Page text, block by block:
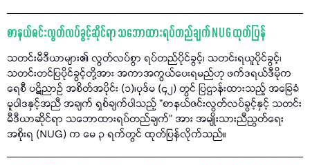
စာနယ်ဇင်းလွတ်လပ်ခွင့်ဆိုင်ရာ သဘောထားရပ်တည်ချက် NUG ထုတ်ပြန်
သတင်းမီဒီယာများ၏ လွတ်လပ်စွာ ရပ်တည်ပိုင်ခွင့်၊ သတင်းရယူပိုင်ခွင့်၊
သတင်းတင်ပြပိုင်ခွင့်တို့အား အကာအကွယ်ပေးရမည်ဟု ဖက်ဒရယ်ဒီမိုက
ရေစီ ပဋိညာဉ် အစိတ်အပိုင်း (၁)၊ပုဒ်မ (၄၂) တွင် ပြဌာန်းထားသည့် အခြေခံ
မူဝါဒနှင့်အညီ အချက် ရှစ်ချက်ပါသည့် "စာနယ်ဇင်းလွတ်လပ်ခွင့်နှင့် သတင်း
မီဒီယာဆိုင်ရာ သဘောထားရပ်တည်ချက်" အား အမျိုးသားညီညွတ်ရေး
အစိုးရ (NUG) က မေ ၃ ရက်တွင် ထုတ်ပြန်လိုက်သည်။